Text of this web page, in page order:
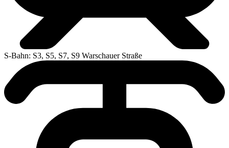
S-Bahn: S3, S5, S7, S9 Warschauer Straße